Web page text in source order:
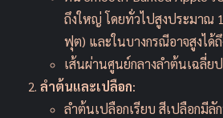
ถึงใหญ่ โดยทั่วไปสูงประมาณ
ฟุต) และในบางกรณีอาจสูงได้
เส้นผ่านศูนย์กลางลำต้นเฉลี่ย
ลำต้นและเปลือก:
ลำต้นเปลือกเรียบ สีเปลือกมี